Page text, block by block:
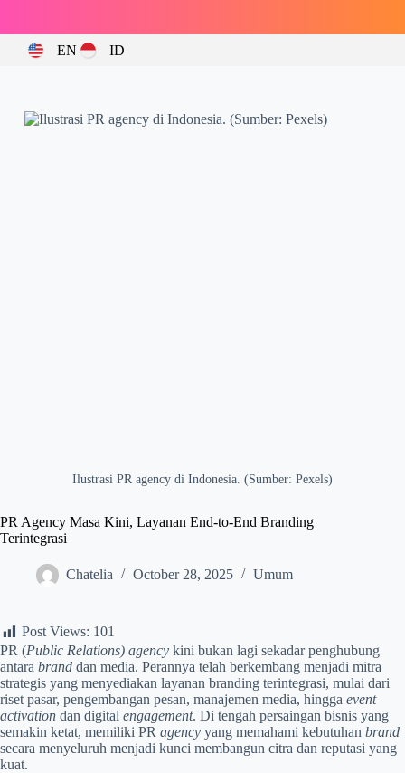
EN ID
Ilustrasi PR agency di Indonesia. (Sumber: Pexels)
PR Agency Masa Kini, Layanan End-to-End Branding
Terintegrasi
Chatelia October 28, 2025 Umum
Post Views: 101
PR (Public Relations) agency kini bukan lagi sekadar penghubung
antara brand dan media. Perannya telah berkembang menjadi mitra
strategis yang menyediakan layanan branding terintegrasi, mulai dari
riset pasar, pengembangan pesan, manajemen media, hingga event
activation dan digital engagement. Di tengah persaingan bisnis yang
semakin ketat, memiliki PR agency yang memahami kebutuhan brand
secara menyeluruh menjadi kunci membangun citra dan reputasi yang
kuat.